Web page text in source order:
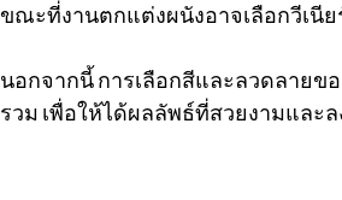
ขณะที่งานตกแต่งผนังอาจเลือกวีเนี
นอกจากนี้ การเลือกสีและลวดลายข
รวม เพื่อให้ได้ผลลัพธ์ที่สวยงามและล